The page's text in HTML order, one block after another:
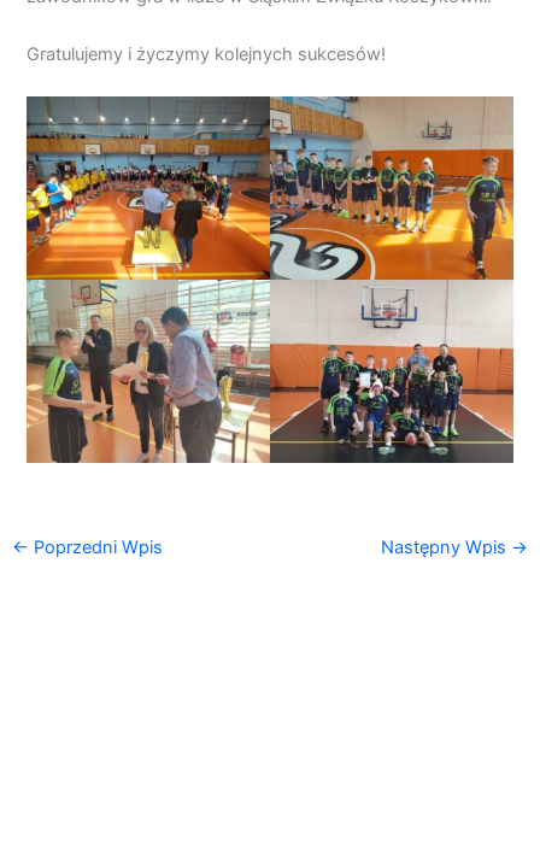
Gratulujemy i życzymy kolejnych sukcesów!
← Poprzedni Wpis Następny Wpis →